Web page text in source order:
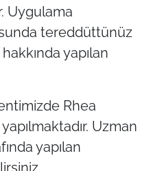
Uygulama
tereddüttünüz
yapılan
Rhea
Uzman
yapılan